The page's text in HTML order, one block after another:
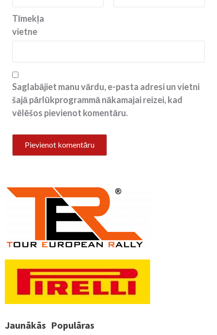
Tīmekļa
vietne
Saglabājiet manu vārdu, e-pasta adresi un vietni
šajā pārlūkprogrammā nākamajai reizei, kad
vēlēšos pievienot komentāru.
Jaunākās Populāras